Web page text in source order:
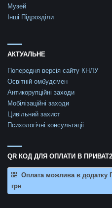
Музей
Інші Підрозділи
АКТУАЛЬНЕ
Попередня версія сайту КНЛУ
Освітній омбудсмен
Антикорупційні заходи
Мобілізаційні заходи
Цивільний захист
Психологічні консультаціі
QR КОД ДЛЯ ОПЛАТИ В
Оплата можлива в додатку
грн